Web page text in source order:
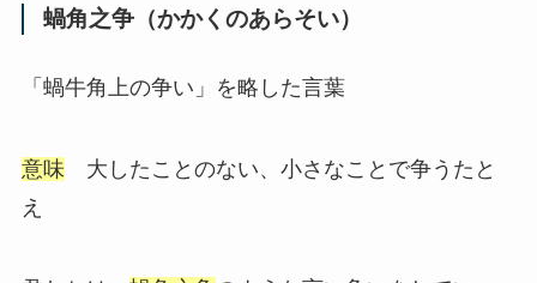
蝸角之争（かかくのあらそい）
「蝸牛角上の争い」を略した言葉
意味 大したことのない、小さなことで争うたと
え